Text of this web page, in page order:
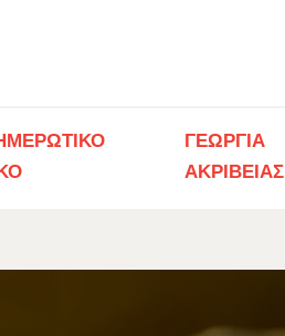
ΓΕΩΡΓΊΑ
ΑΚΡΙΒΕΊΑΣ